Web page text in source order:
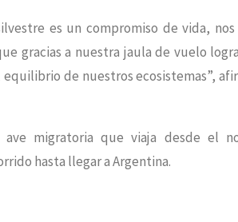
es un compromiso de vida,
gracias a nuestra jaula de vuelo
de nuestros ecosistemas”,
ave migratoria que viaja desde el
hasta llegar a Argentina.